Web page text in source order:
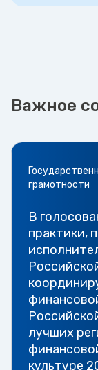
Важное
грамотности
В
практики,
лучших
культуре